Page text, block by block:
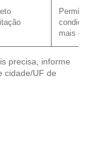
Permite
mais
precisa, informe
cidade/UF de